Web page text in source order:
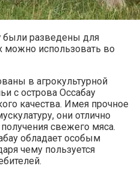
были разведены для
можно использовать во
в агрокультурной
с острова Оссабау
качества. Имея прочное
они отлично
свежего мяса.
обладает особым
чему пользуется